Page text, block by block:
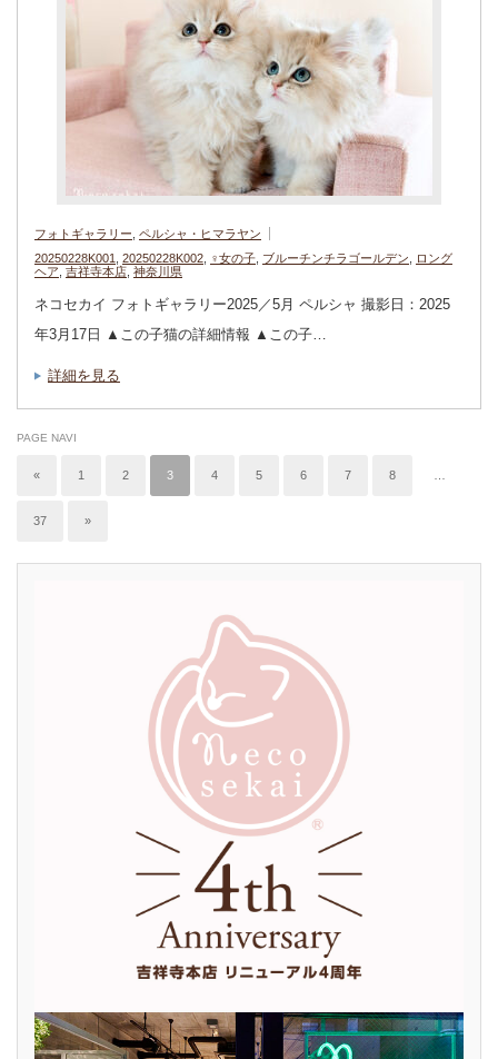
フォトギャラリー ペルシャ・ヒマラヤン
20250228K001
20250228K002 ♀女の子 ブルーチンチラゴールデン
ロング
ヘア 吉祥寺本店 神奈川県
ネコセカイ フォトギャラリー2025／5月 ペルシャ 撮影日：2025
年3月17日 ▲この子猫の詳細情報 ▲この子…
詳細を見る
PAGE NAVI
« 1 2 3 4 5 6 7 8
37 »